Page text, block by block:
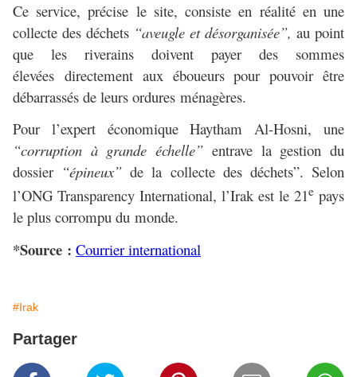
Ce service, précise le site, consiste en réalité en une
collecte des déchets “aveugle et désorganisée”, au point
que les riverains doivent payer des sommes
élevées directement aux éboueurs pour pouvoir être
débarrassés de leurs ordures ménagères.
Pour l’expert économique Haytham Al-Hosni, une
“corruption à grande échelle” entrave la gestion du
dossier “épineux” de la collecte des déchets”. Selon
l’ONG Transparency International, l’Irak est le 21e pays
le plus corrompu du monde.
*Source : Courrier international
#Irak
Partager